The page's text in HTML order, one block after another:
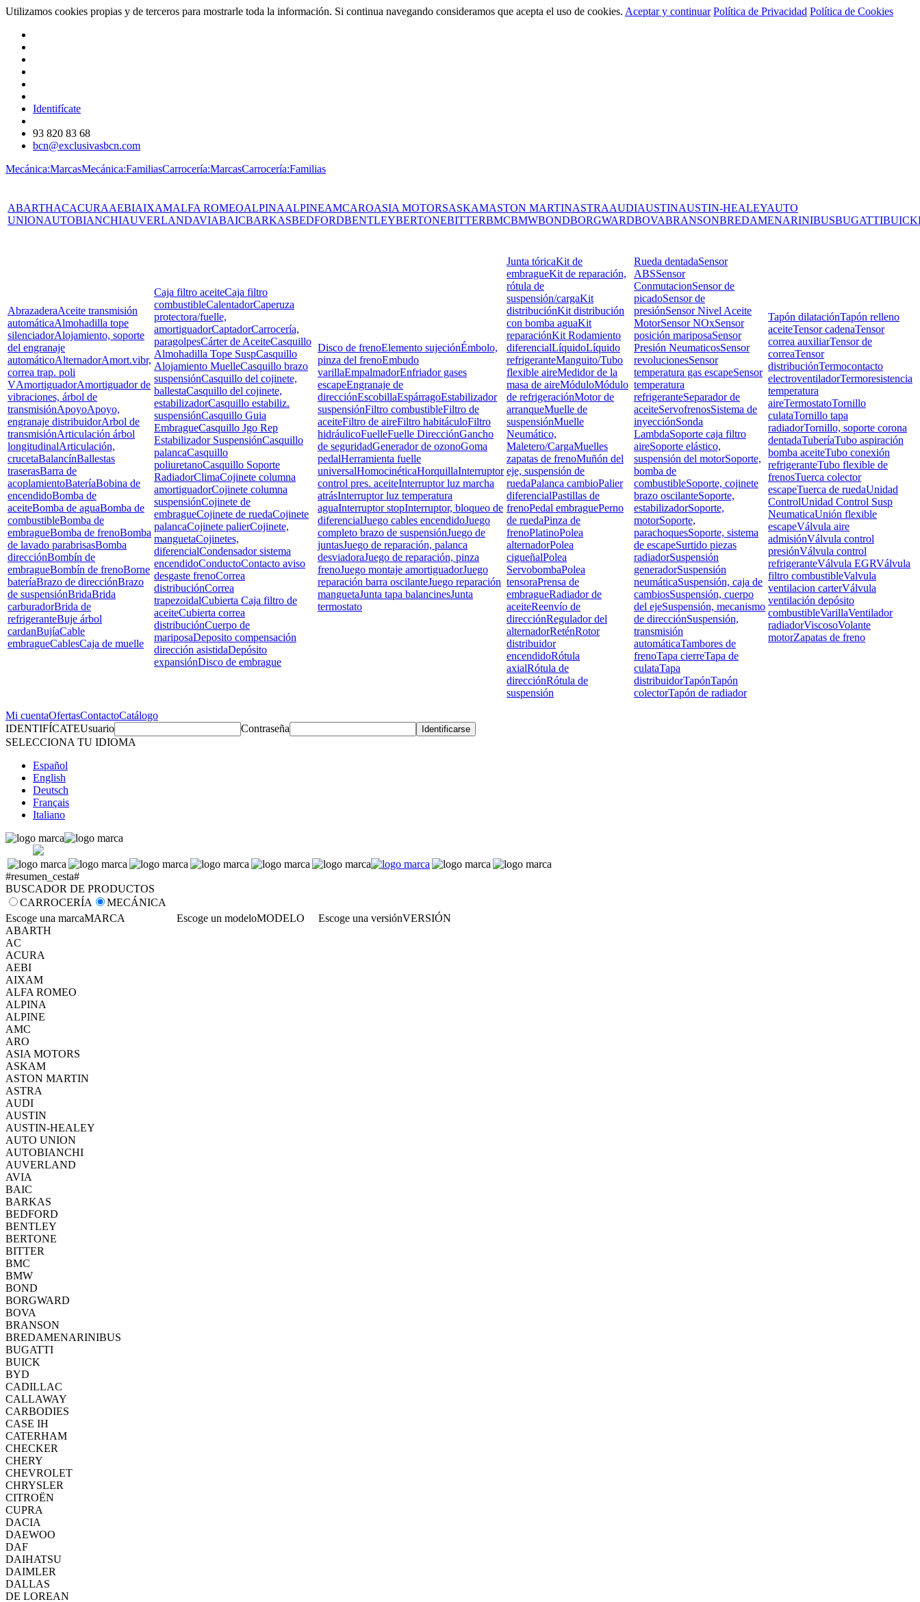
Utilizamos cookies propias y de terceros para mostrarle toda la información. Si continua navegando consideramos que acepta el uso de cookies. Aceptar y continuar Política de Privacidad Política de Cookies
Identifícate
93 820 83 68
bcn@exclusivasbcn.com
Mecánica:MarcasMecánica:FamiliasCarrocería:MarcasCarrocería:Familias
ABARTHACACURAAEBIAIXAMALFA ROMEOALPINAALPINEAMCAROASIA MOTORSASKAMASTON MARTINASTRAAUDIAUSTINAUSTIN-HEALEYAUTO
UNIONAUTOBIANCHIAUVERLANDAVIABAICBARKASBEDFORDBENTLEYBERTONEBITTERBMCBMWBONDBORGWARDBOVABRANSONBREDAMENARINIBUSBUGATTIBUICK
AbrazaderaAceite transmisión
automáticaAlmohadilla tope
silenciadorAlojamiento, soporte
del engranaje
automáticoAlternadorAmort.vibr,
correa trap. poli
VAmortiguadorAmortiguador de
vibraciones, árbol de
transmisiónApoyoApoyo,
engranaje distribuidorArbol de
transmisiónArticulación árbol
longitudinalArticulación,
crucetaBalancínBallestas
traserasBarra de
acoplamientoBateríaBobina de
encendidoBomba de
aceiteBomba de aguaBomba de
combustibleBomba de
embragueBomba de frenoBomba
de lavado parabrisasBomba
direcciónBombín de
embragueBombín de frenoBorne
bateríaBrazo de direcciónBrazo
de suspensiónBridaBrida
carburadorBrida de
refrigeranteBuje árbol
cardanBujíaCable
embragueCablesCaja de muelle
Caja filtro aceiteCaja filtro
combustibleCalentadorCaperuza
protectora/fuelle,
amortiguadorCaptadorCarrocería,
paragolpesCárter de AceiteCasquillo
Almohadilla Tope SuspCasquillo
Alojamiento MuelleCasquillo brazo
suspensiónCasquillo del cojinete,
ballestaCasquillo del cojinete,
estabilizadorCasquillo estabiliz.
suspensiónCasquillo Guia
EmbragueCasquillo Jgo Rep
Estabilizador SuspensiónCasquillo
palancaCasquillo
poliuretanoCasquillo Soporte
RadiadorClimaCojinete columna
amortiguadorCojinete columna
suspensiónCojinete de
embragueCojinete de ruedaCojinete
palancaCojinete palierCojinete,
manguetaCojinetes,
diferencialCondensador sistema
encendidoConductoContacto aviso
desgaste frenoCorrea
distribuciónCorrea
trapezoidalCubierta Caja filtro de
aceiteCubierta correa
distribuciónCuerpo de
mariposaDeposito compensación
dirección asistidaDepósito
expansiónDisco de embrague
Disco de frenoElemento sujeciónÉmbolo,
pinza del frenoEmbudo
varillaEmpalmadorEnfriador gases
escapeEngranaje de
direcciónEscobillaEspárragoEstabilizador
suspensiónFiltro combustibleFiltro de
aceiteFiltro de aireFiltro habitáculoFiltro
hidráulicoFuelleFuelle DirecciónGancho
de seguridadGenerador de ozonoGoma
pedalHerramienta fuelle
universalHomocinéticaHorquillaInterruptor
control pres. aceiteInterruptor luz marcha
atrásInterruptor luz temperatura
aguaInterruptor stopInterruptor, bloqueo de
diferencialJuego cables encendidoJuego
completo brazo de suspensiónJuego de
juntasJuego de reparación, palanca
desviadoraJuego de reparación, pinza
frenoJuego montaje amortiguadorJuego
reparación barra oscilanteJuego reparación
manguetaJunta tapa balancinesJunta
termostato
Junta tóricaKit de
embragueKit de reparación,
rótula de
suspensión/cargaKit
distribuciónKit distribución
con bomba aguaKit
reparaciónKit Rodamiento
diferencialLíquidoLíquido
refrigeranteManguito/Tubo
flexible aireMedidor de la
masa de aireMóduloMódulo
de refrigeraciónMotor de
arranqueMuelle de
suspensiónMuelle
Neumático,
Maletero/CargaMuelles
zapatas de frenoMuñón del
eje, suspensión de
ruedaPalanca cambioPalier
diferencialPastillas de
frenoPedal embraguePerno
de ruedaPinza de
frenoPlatinoPolea
alternadorPolea
cigueñalPolea
ServobombaPolea
tensoraPrensa de
embragueRadiador de
aceiteReenvío de
direcciónRegulador del
alternadorReténRotor
distribuidor
encendidoRótula
axialRótula de
direcciónRótula de
suspensión
Rueda dentadaSensor
ABSSensor
ConmutacionSensor de
picadoSensor de
presiónSensor Nivel Aceite
MotorSensor NOxSensor
posición mariposaSensor
Presión NeumaticosSensor
revolucionesSensor
temperatura gas escapeSensor
temperatura
refrigeranteSeparador de
aceiteServofrenosSistema de
inyecciónSonda
LambdaSoporte caja filtro
aireSoporte elástico,
suspensión del motorSoporte,
bomba de
combustibleSoporte, cojinete
brazo oscilanteSoporte,
estabilizadorSoporte,
motorSoporte,
parachoquesSoporte, sistema
de escapeSurtido piezas
radiadorSuspensión
generadorSuspensión
neumáticaSuspensión, caja de
cambiosSuspensión, cuerpo
del ejeSuspensión, mecanismo
de direcciónSuspensión,
transmisión
automáticaTambores de
frenoTapa cierreTapa de
culataTapa
distribuidorTapónTapón
colectorTapón de radiador
Tapón dilataciónTapón relleno
aceiteTensor cadenaTensor
correa auxiliarTensor de
correaTensor
distribuciónTermocontacto
electroventiladorTermoresistencia
temperatura
aireTermostatoTornillo
culataTornillo tapa
radiadorTornillo, soporte corona
dentadaTuberíaTubo aspiración
bomba aceiteTubo conexión
refrigeranteTubo flexible de
frenosTuerca colector
escapeTuerca de ruedaUnidad
ControlUnidad Control Susp
NeumaticaUnión flexible
escapeVálvula aire
admisiónVálvula control
presiónVálvula control
refrigeranteVálvula EGRVálvula
filtro combustibleValvula
ventilacion carterVálvula
ventilación depósito
combustibleVarillaVentilador
radiadorViscosoVolante
motorZapatas de freno
Mi cuentaOfertasContactoCatálogo
IDENTIFÍCATEUsuario
Contraseña
SELECCIONA TU IDIOMA
Español
English
Deutsch
Français
Italiano
#resumen_cesta#
BUSCADOR DE PRODUCTOS
CARROCERÍA
MECÁNICA
Escoge una marcaMARCA
ABARTH
AC
ACURA
AEBI
AIXAM
ALFA ROMEO
ALPINA
ALPINE
AMC
ARO
ASIA MOTORS
ASKAM
ASTON MARTIN
ASTRA
AUDI
AUSTIN
AUSTIN-HEALEY
AUTO UNION
AUTOBIANCHI
AUVERLAND
AVIA
BAIC
BARKAS
BEDFORD
BENTLEY
BERTONE
BITTER
BMC
BMW
BOND
BORGWARD
BOVA
BRANSON
BREDAMENARINIBUS
BUGATTI
BUICK
BYD
CADILLAC
CALLAWAY
CARBODIES
CASE IH
CATERHAM
CHECKER
CHERY
CHEVROLET
CHRYSLER
CITROËN
CUPRA
DACIA
DAEWOO
DAF
DAIHATSU
DAIMLER
DALLAS
DE LOREAN
Escoge un modeloMODELO Escoge una versiónVERSIÓN